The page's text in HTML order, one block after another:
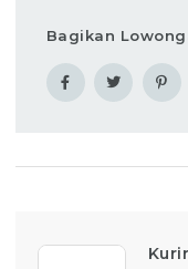
Bagikan